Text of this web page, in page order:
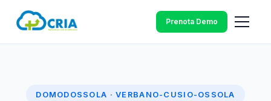
Prenota Demo
DOMODOSSOLA · VERBANO-CUSIO-OSSOLA